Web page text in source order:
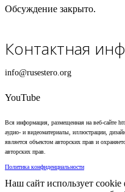
Обсуждение закрыто.
Контактная
info@rusestero.org
YouTube
Вся информация, размещенная на веб-сайте
аудио- и видеоматериалы, иллюстрации,
является объектом авторских прав и
авторских прав.
Политика конфиденциальности
Наш сайт использует